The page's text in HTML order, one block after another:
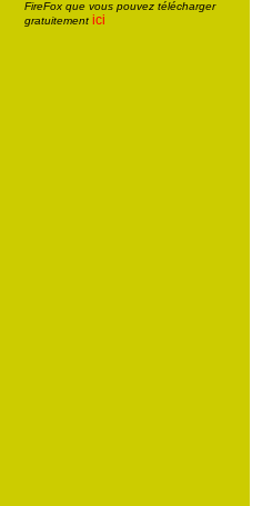
FireFox que vous pouvez télécharger
gratuitement ici